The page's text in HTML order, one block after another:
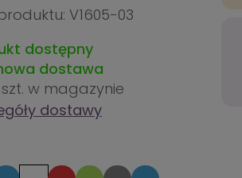
V1605-03
dostępny
dostawa
w magazynie
dostawy